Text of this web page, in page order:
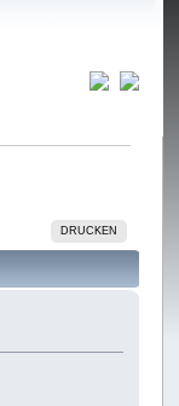
DRUCKEN